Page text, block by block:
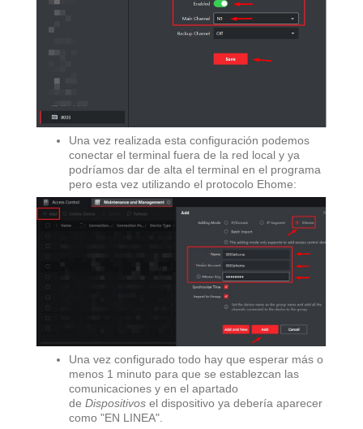
Una vez realizada esta configuración podemos
conectar el terminal fuera de la red local y ya
podríamos dar de alta el terminal en el programa
pero esta vez utilizando el protocolo Ehome:
Una vez configurado todo hay que esperar más o
menos 1 minuto para que se establezcan las
comunicaciones y en el apartado
de Dispositivos el dispositivo ya debería aparecer
como "EN LINEA".